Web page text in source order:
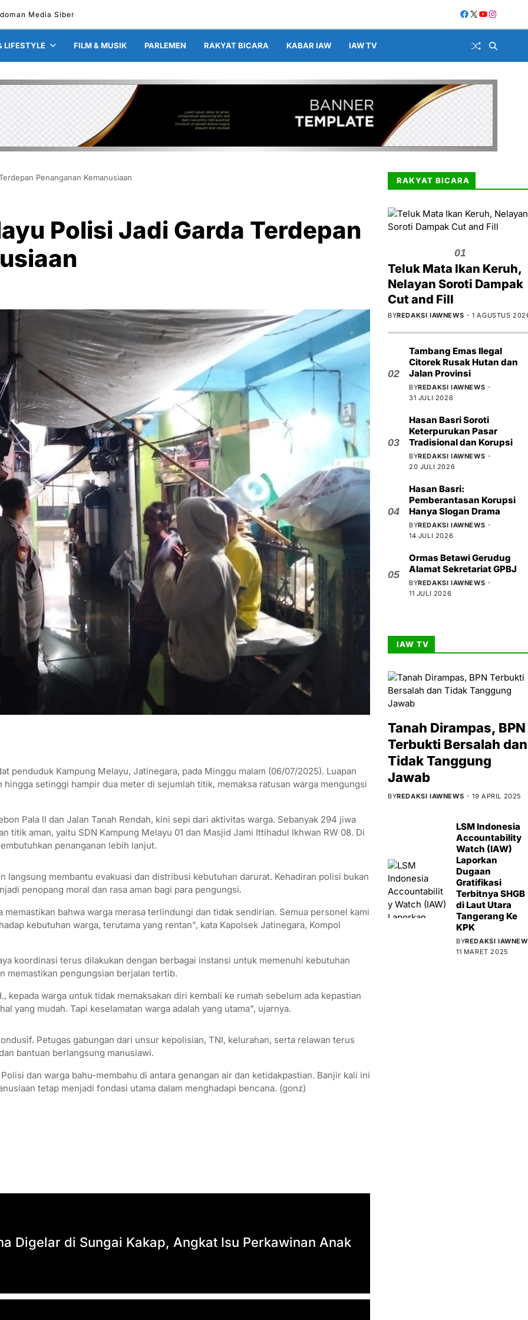
Media Siber
LIFESTYLE FILM & MUSIK PARLEMEN RAKYAT BICARA KABAR IAW IAW TV
Penanganan Kemanusiaan
Polisi Jadi Garda Terdepan
penduduk Kampung Melayu, Jatinegara, pada Minggu malam (06/07/2025). Luapan
setinggi hampir dua meter di sejumlah titik, memaksa ratusan warga mengungsi
Pala II dan Jalan Tanah Rendah, kini sepi dari aktivitas warga. Sebanyak 294 jiwa
titik aman, yaitu SDN Kampung Melayu 01 dan Masjid Jami Ittihadul Ikhwan RW 08. Di
penanganan lebih lanjut.
langsung membantu evakuasi dan distribusi kebutuhan darurat. Kehadiran polisi bukan
penopang moral dan rasa aman bagi para pengungsi.
bahwa warga merasa terlindungi dan tidak sendirian. Semua personel kami
kebutuhan warga, terutama yang rentan”, kata Kapolsek Jatinegara, Kompol
koordinasi terus dilakukan dengan berbagai instansi untuk memenuhi kebutuhan
memastikan pengungsian berjalan tertib.
kepada warga untuk tidak memaksakan diri kembali ke rumah sebelum ada kepastian
yang mudah. Tapi keselamatan warga adalah yang utama”, ujarnya.
Petugas gabungan dari unsur kepolisian, TNI, kelurahan, serta relawan terus
bantuan berlangsung manusiawi.
dan warga bahu-membahu di antara genangan air dan ketidakpastian. Banjir kali ini
tetap menjadi fondasi utama dalam menghadapi bencana. (gonz)
Digelar di Sungai Kakap, Angkat Isu Perkawinan Anak
RAKYAT BICARA
01
Teluk Mata Ikan Keruh,
Nelayan Soroti Dampak
Cut and Fill
BYREDAKSI IAWNEWS 1 AGUSTUS
02
Tambang Emas Ilegal
Citorek Rusak Hutan dan
Jalan Provinsi
BYREDAKSI IAWNEWS
31 JULI 2026
03
Hasan Basri Soroti
Keterpurukan Pasar
Tradisional dan Korupsi
BYREDAKSI IAWNEWS
20 JULI 2026
04
Hasan Basri:
Pemberantasan Korupsi
Hanya Slogan Drama
BYREDAKSI IAWNEWS
14 JULI 2026
05
Ormas Betawi Gerudug
Alamat Sekretariat GPBJ
BYREDAKSI IAWNEWS
11 JULI 2026
IAW TV
Tanah Dirampas, BPN
Terbukti Bersalah dan
Tidak Tanggung
Jawab
BYREDAKSI IAWNEWS 19 APRIL 2025
LSM Indonesia
Accountability
Watch (IAW)
Laporkan
Dugaan
Gratifikasi
Terbitnya SHGB
di Laut Utara
Tangerang Ke
KPK
BYREDAKSI
11 MARET 2025